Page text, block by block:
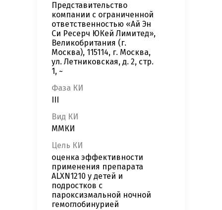
Представительство
компании с ограниченной
ответственностью «Ай Эн
Си Ресерч ЮКей Лимитед»,
Великобритания (г.
Москва), 115114, г. Москва,
ул. Летниковская, д. 2, стр.
1, ~
Фаза КИ
Вид КИ
ММКИ
Цель КИ
оценка эффективности
применения препарата
ALXN1210 у детей и
подростков с
пароксизмальной ночной
гемоглобинурией